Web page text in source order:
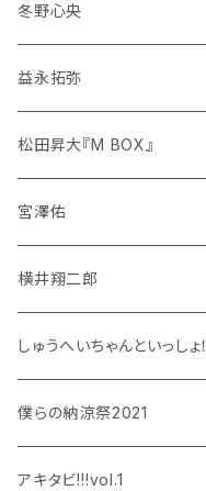
冬野心央
益永拓弥
松田昇大『M BOX』
宮澤佑
横井翔二郎
しゅうへいちゃんといっしょ！
和泉宗兵
設楽銀河
僕らの納涼祭2021
和泉宗兵
アキタビ!!!vol.1